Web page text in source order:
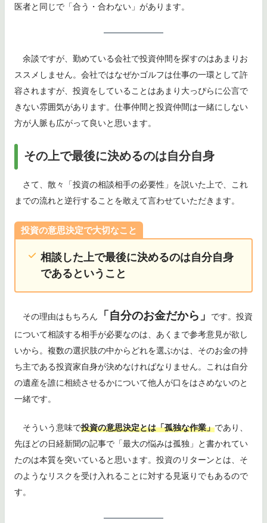
医者と同じで「合う・合わない」があります。
余談ですが、勤めている会社で投資仲間を探すのはあまりお
ススメしません。会社ではなぜかゴルフは仕事の一環として許
容されますが、投資をしていることはあまり大っぴらに公言で
きない雰囲気があります。仕事仲間と投資仲間は一緒にしない
方が人脈も広がって良いと思います。
その上で最後に決めるのは自分自身
さて、散々「投資の相談相手の必要性」を説いた上で、これ
までの流れと逆行することを敢えて言わせていただきます。
投資の意思決定で大切なこと
相談した上で最後に決めるのは自分自身
であるということ
その理由はもちろん 「自分のお金だから」
です。投資
について相談する相手が必要なのは、あくまで参考意見が欲し
いから。複数の選択肢の中からどれを選ぶかは、そのお金の持
ち主である投資家自身が決めなければなりません。これは自分
の遺産を誰に相続させるかについて他人が口をはさめないのと
一緒です。
そういう意味で投資の意思決定とは「孤独な作業」であり、
先ほどの日経新聞の記事で「最大の悩みは孤独」と書かれてい
たのは本質を突いていると思います。投資のリターンとは、そ
のようなリスクを受け入れることに対する見返りでもあるので
す。